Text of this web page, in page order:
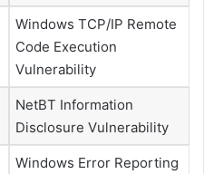
Windows TCP/IP Remote
Code Execution
Vulnerability
NetBT Information
Disclosure Vulnerability
Windows Error Reporting